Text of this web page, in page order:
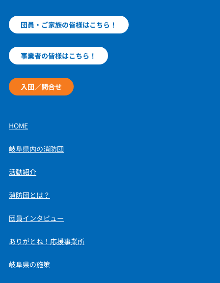
団員・ご家族の皆様はこちら！
事業者の皆様はこちら！
入団／問合せ
HOME
岐阜県内の消防団
活動紹介
消防団とは？
団員インタビュー
ありがとね！応援事業所
岐阜県の施策